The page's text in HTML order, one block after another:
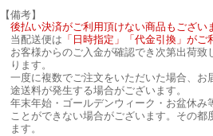
【備考】
後払い決済がご利用頂けない商品もござい
当配送便は 「日時指定」「代金引換」がご
お客様からのご入金が確認でき次第出荷致
ります。
一度に複数でご注文をいただいた場合、お
途送料が発生する場合がございます。
年末年始・ゴールデンウィーク・お盆休み
ことができない場合がございます。その都
ます。